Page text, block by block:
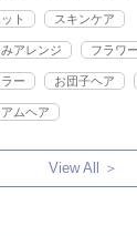
ト スキンケア
アレンジ フラワ
ー お団子ヘア
アムヘア
View All ＞